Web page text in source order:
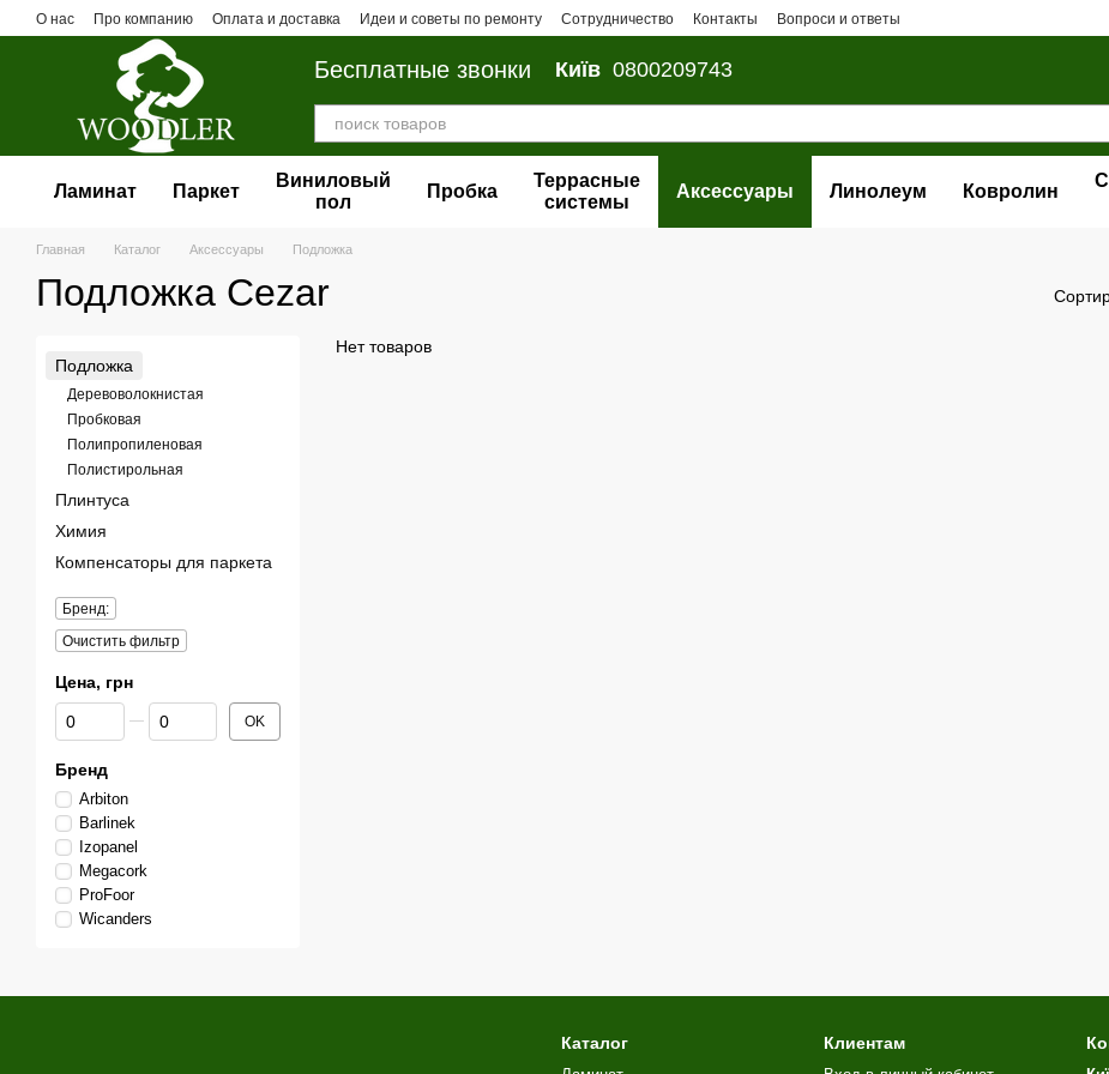
Перейти к основному контенту
О нас Про компанию Оплата и доставка Идеи и советы по ремонту Сотрудничество Контакты Вопроси и ответы
Бесплатные звонки Київ 0800209743
Ламинат Паркет
Виниловый
пол
Пробка
Террасные
системы
Аксессуары Линолеум Ковролин
Главная Каталог Аксессуары Подложка
Подложка Cezar
Нет товаров
Подложка
Деревоволокнистая
Пробковая
Полипропиленовая
Полистирольная
Плинтуса
Химия
Компенсаторы для паркета
Бренд:
Очистить фильтр
Цена, грн
От Цена, грн
До Цена, грн OK
Бренд
Arbiton
Barlinek
Izopanel
Megacork
ProFoor
Wicanders
Каталог Клиентам